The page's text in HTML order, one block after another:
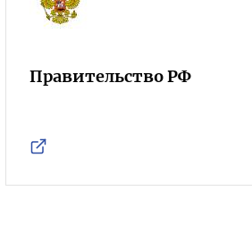
Правительство РФ